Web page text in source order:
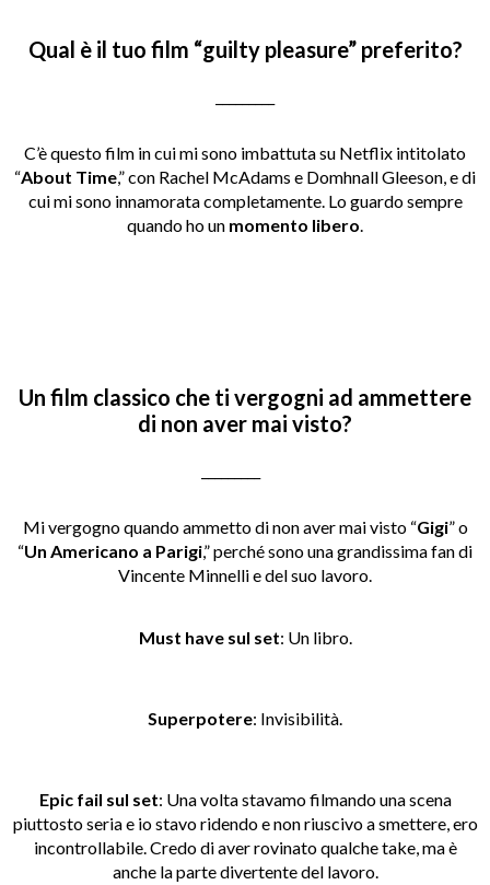
Qual è il tuo film “guilty pleasure” preferito?
C’è questo film in cui mi sono imbattuta su Netflix intitolato
“About Time,” con Rachel McAdams e Domhnall Gleeson, e di
cui mi sono innamorata completamente. Lo guardo sempre
quando ho un momento libero.
Un film classico che ti vergogni ad ammettere
di non aver mai visto?
Mi vergogno quando ammetto di non aver mai visto “Gigi” o
“Un Americano a Parigi,” perché sono una grandissima fan di
Vincente Minnelli e del suo lavoro.
Must have sul set: Un libro.
Superpotere: Invisibilità.
Epic fail sul set: Una volta stavamo filmando una scena
piuttosto seria e io stavo ridendo e non riuscivo a smettere, ero
incontrollabile. Credo di aver rovinato qualche take, ma è
anche la parte divertente del lavoro.